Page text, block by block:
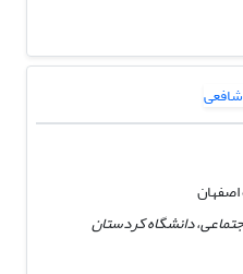
دانشگاه کردستان